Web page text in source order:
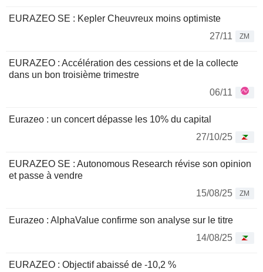
EURAZEO SE : Kepler Cheuvreux moins optimiste
27/11
ZM
EURAZEO : Accélération des cessions et de la collecte
dans un bon troisième trimestre
06/11
Eurazeo : un concert dépasse les 10% du capital
27/10/25
EURAZEO SE : Autonomous Research révise son opinion
et passe à vendre
15/08/25
ZM
Eurazeo : AlphaValue confirme son analyse sur le titre
14/08/25
EURAZEO : Objectif abaissé de -10,2 %